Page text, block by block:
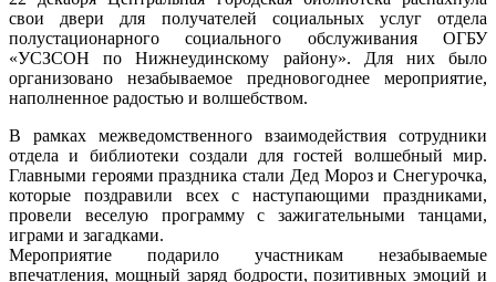
свои двери для получателей социальных услуг отдела
полустационарного социального обслуживания ОГБУ
«УСЗСОН по Нижнеудинскому району». Для них было
организовано незабываемое предновогоднее мероприятие,
наполненное радостью и волшебством.
В рамках межведомственного взаимодействия сотрудники
отдела и библиотеки создали для гостей волшебный мир.
Главными героями праздника стали Дед Мороз и Снегурочка,
которые поздравили всех с наступающими праздниками,
провели веселую программу с зажигательными танцами,
играми и загадками.
Мероприятие подарило участникам незабываемые
впечатления, мощный заряд бодрости, позитивных эмоций и